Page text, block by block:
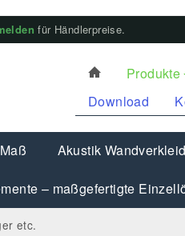
für Händlerpreise.
Produkte
Download
Akustik
– maßgefertigte
etc.